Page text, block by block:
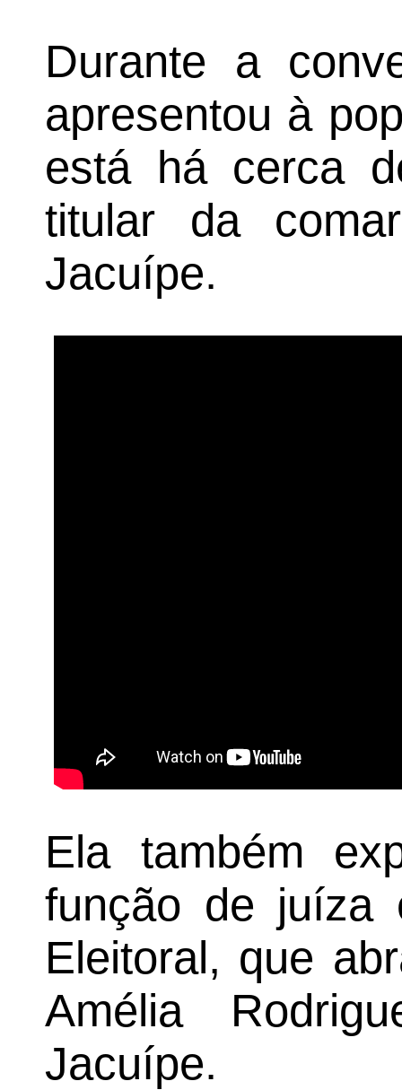
Durante a
apresentou à
está há cerca
titular da
Jacuípe.
Ela também
função de juíza
Eleitoral, que
Amélia
Jacuípe.